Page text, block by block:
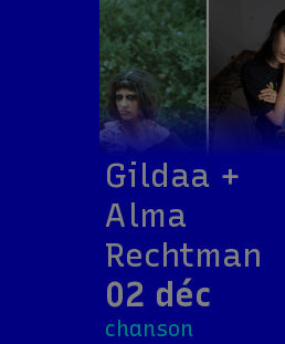
Gildaa +
Alma
Rechtman
02 déc
chanson